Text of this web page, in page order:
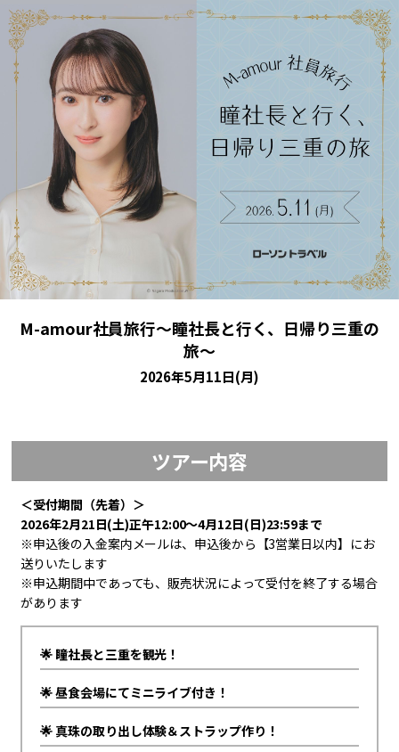
M-amour社員旅行～瞳社長と行く、日帰り三重の
旅～
2026年5月11日(月)
ツアー内容
＜受付期間（先着）＞
2026年2月21日(土)正午12:00～4月12日(日)23:59まで
※申込後の入金案内メールは、申込後から【3営業日以内】にお
送りいたします
※申込期間中であっても、販売状況によって受付を終了する場合
があります
🌟 瞳社長と三重を観光！
🌟 昼食会場にてミニライブ付き！
🌟 真珠の取り出し体験＆ストラップ作り！